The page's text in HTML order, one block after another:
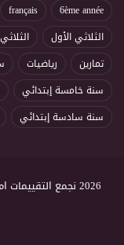
6ème année
français
الثلاثي الأول
تمارين
رياضيات
سنة خامسة إبتدائي
سنة سادسة إبتدائي
2026 نجمع التقييمات امتحانات دروس و تلاخيص لكل المستويات |